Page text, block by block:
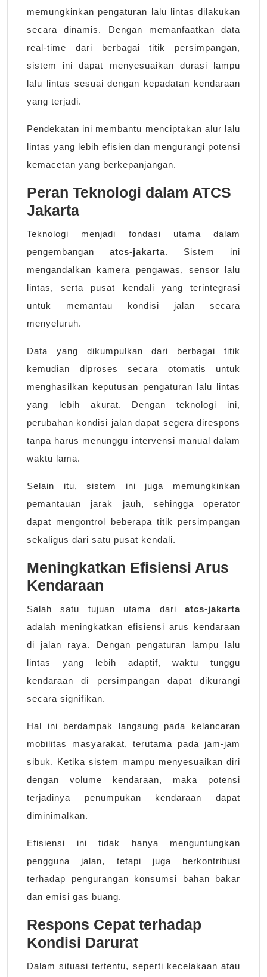
memungkinkan pengaturan lalu lintas dilakukan
secara dinamis. Dengan memanfaatkan data
real-time dari berbagai titik persimpangan,
sistem ini dapat menyesuaikan durasi lampu
lalu lintas sesuai dengan kepadatan kendaraan
yang terjadi.
Pendekatan ini membantu menciptakan alur lalu
lintas yang lebih efisien dan mengurangi potensi
kemacetan yang berkepanjangan.
Peran Teknologi dalam ATCS
Jakarta
Teknologi menjadi fondasi utama dalam
pengembangan atcs-jakarta. Sistem ini
mengandalkan kamera pengawas, sensor lalu
lintas, serta pusat kendali yang terintegrasi
untuk memantau kondisi jalan secara
menyeluruh.
Data yang dikumpulkan dari berbagai titik
kemudian diproses secara otomatis untuk
menghasilkan keputusan pengaturan lalu lintas
yang lebih akurat. Dengan teknologi ini,
perubahan kondisi jalan dapat segera direspons
tanpa harus menunggu intervensi manual dalam
waktu lama.
Selain itu, sistem ini juga memungkinkan
pemantauan jarak jauh, sehingga operator
dapat mengontrol beberapa titik persimpangan
sekaligus dari satu pusat kendali.
Meningkatkan Efisiensi Arus
Kendaraan
Salah satu tujuan utama dari atcs-jakarta
adalah meningkatkan efisiensi arus kendaraan
di jalan raya. Dengan pengaturan lampu lalu
lintas yang lebih adaptif, waktu tunggu
kendaraan di persimpangan dapat dikurangi
secara signifikan.
Hal ini berdampak langsung pada kelancaran
mobilitas masyarakat, terutama pada jam-jam
sibuk. Ketika sistem mampu menyesuaikan diri
dengan volume kendaraan, maka potensi
terjadinya penumpukan kendaraan dapat
diminimalkan.
Efisiensi ini tidak hanya menguntungkan
pengguna jalan, tetapi juga berkontribusi
terhadap pengurangan konsumsi bahan bakar
dan emisi gas buang.
Respons Cepat terhadap
Kondisi Darurat
Dalam situasi tertentu, seperti kecelakaan atau